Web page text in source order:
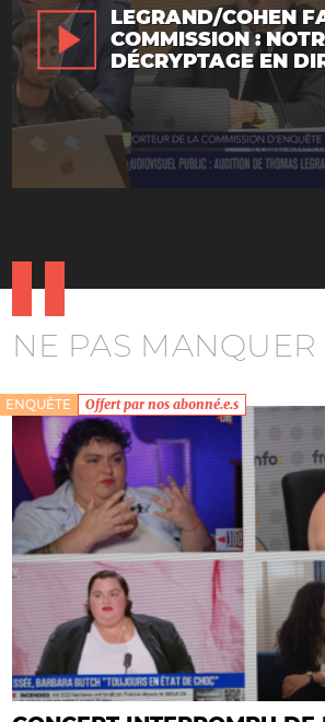
LEGRAND/COHEN
COMMISSION :
DÉCRYPTAGE EN
NE PAS MANQUER
ENQUÊTE Offert par nos abonné.e.s